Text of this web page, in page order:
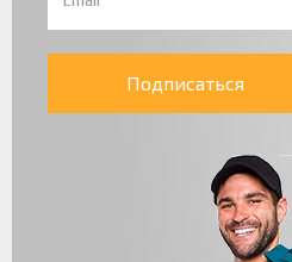
Подписаться